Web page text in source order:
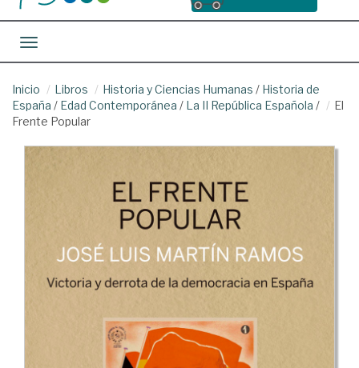
Toggle navigation
Inicio Libros Historia y Ciencias Humanas / Historia de
España / Edad Contemporánea / La II República Española /
El
Frente Popular